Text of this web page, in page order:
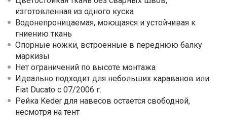
изготовленная из одного куска
Водонепроницаемая, моющаяся и устойчивая к
гниению ткань
Опорные ножки, встроенные в переднюю балку
маркизы
Нет ограничений по высоте монтажа
Идеально подходит для небольших караванов или
Fiat Ducato с 07/2006 г.
Рейка Keder для навесов остается свободной,
несмотря на тент